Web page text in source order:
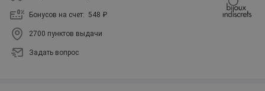
Бонусов на счет: 548 ₽
2700 пунктов выдачи
Задать вопрос